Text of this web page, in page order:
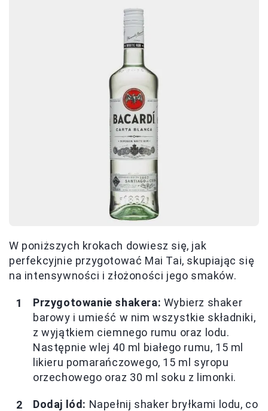
W poniższych krokach dowiesz się, jak
perfekcyjnie przygotować Mai Tai, skupiając się
na intensywności i złożoności jego smaków.
Przygotowanie shakera: Wybierz shaker
barowy i umieść w nim wszystkie składniki,
z wyjątkiem ciemnego rumu oraz lodu.
Następnie wlej 40 ml białego rumu, 15 ml
likieru pomarańczowego, 15 ml syropu
orzechowego oraz 30 ml soku z limonki.
Dodaj lód: Napełnij shaker bryłkami lodu, co